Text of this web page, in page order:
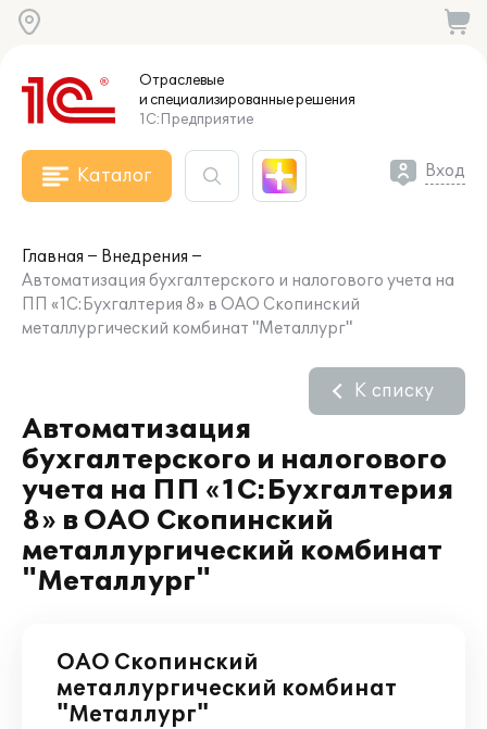
Отраслевые
и специализированныерешения
1С:Предприятие
Каталог Вход
Главная
Внедрения
Автоматизация бухгалтерского и налогового учета на
ПП «1С:Бухгалтерия 8» в ОАО Скопинский
металлургический комбинат "Металлург"
Автоматизация
бухгалтерского и налогового
учета на ПП «1С:Бухгалтерия
8» в ОАО Скопинский
металлургический комбинат
"Металлург"
К списку
ОАО Скопинский
металлургический комбинат
"Металлург"